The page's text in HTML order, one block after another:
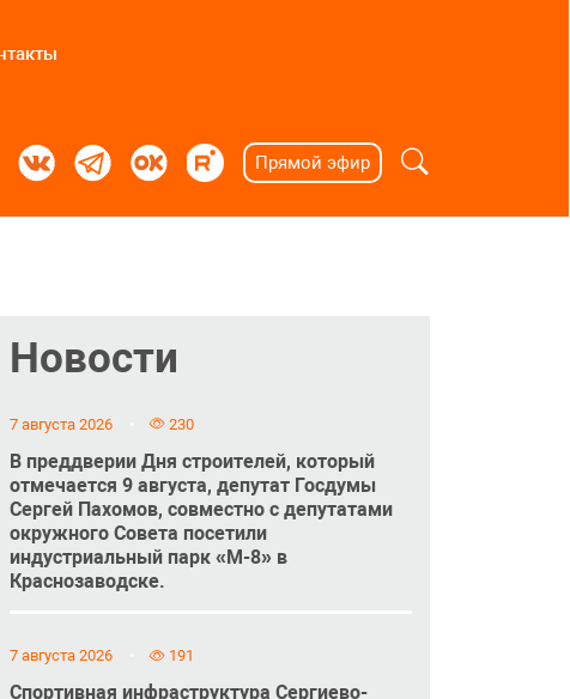
Прямой эфир
Новости
7 августа 2026 230
В преддверии Дня строителей, который
отмечается 9 августа, депутат Госдумы
Сергей Пахомов, совместно с депутатами
окружного Совета посетили
индустриальный парк «М-8» в
Краснозаводске.
7 августа 2026 191
Спортивная инфраструктура Сергиево-